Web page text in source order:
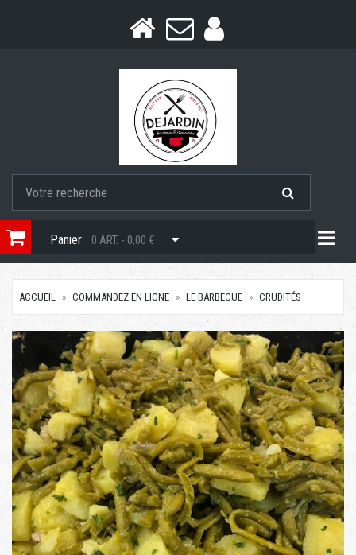
Panier: 0 ART. - 0,00 €
ACCUEIL COMMANDEZ EN LIGNE LE BARBECUE CRUDITÉS